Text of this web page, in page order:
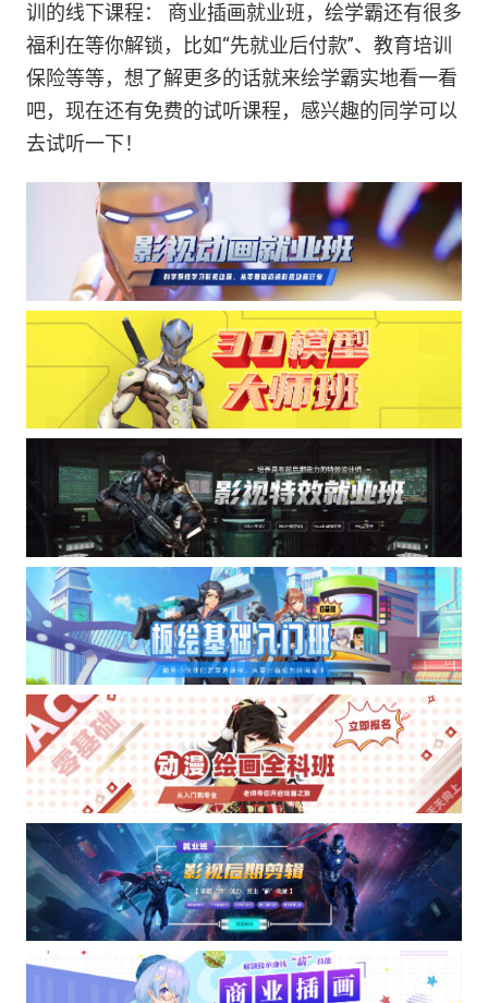
训的线下课程： 商业插画就业班，绘学霸还有很多
福利在等你解锁，比如“先就业后付款”、教育培训
保险等等，想了解更多的话就来绘学霸实地看一看
吧，现在还有免费的试听课程，感兴趣的同学可以
去试听一下！